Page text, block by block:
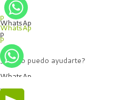
p
WhatsAp
p
WhatsAp
p
WhatsAp
p
¿Cómo puedo ayudarte?